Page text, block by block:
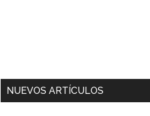
NUEVOS ARTÍCULOS